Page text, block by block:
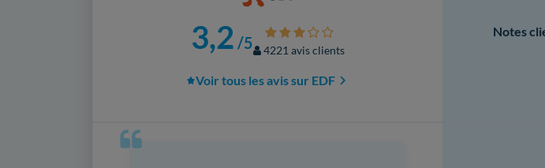
3,2 /5 4221 avis clients
Voir tous les avis sur EDF
Notes